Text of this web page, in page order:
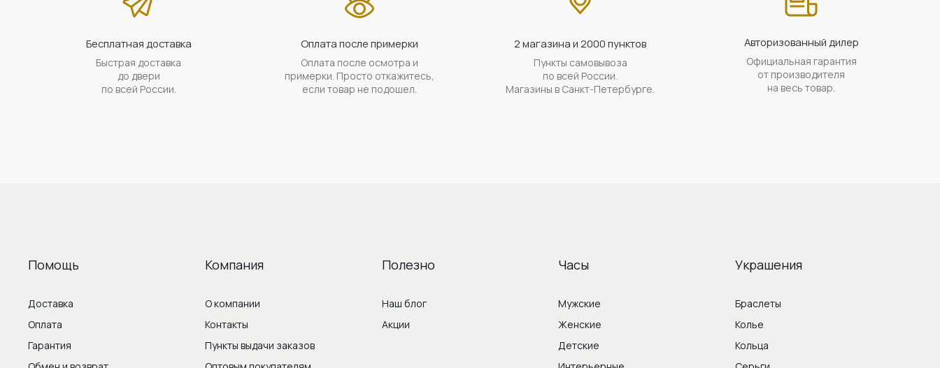
Бесплатная доставка
Быстрая доставка
до двери
по всей России.
Оплата после примерки
Оплата после осмотра и
примерки. Просто откажитесь,
если товар не подошел.
2 магазина и 2000 пунктов
Пункты самовывоза
по всей России.
Магазины в Санкт-Петербурге.
Авторизованный дилер
Официальная гарантия
от производителя
на весь товар.
Помощь
Доставка
Оплата
Гарантия
Компания
О компании
Контакты
Пункты выдачи заказов
Полезно
Наш блог
Акции
Часы
Мужские
Женские
Детские
Украшения
Браслеты
Колье
Кольца